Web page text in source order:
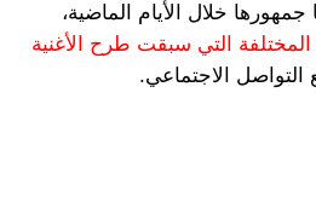
خلال الأيام الماضية،
المختلفة التي سبقت طرح الأغنية
الاجتماعي.